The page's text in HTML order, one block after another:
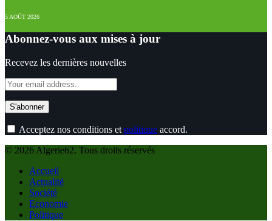
5 AOÛT 2026
Abonnez-vous aux mises à jour
Recevez les dernières nouvelles
Acceptez nos conditions et politique accord.
© 2026 Algerie62. Tous droits réservés
Accueil
Actualité
Société
Economie
Politique